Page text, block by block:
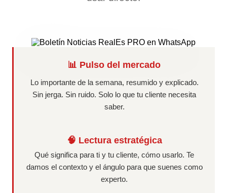
📊 Pulso del mercado
Lo importante de la semana, resumido y explicado.
Sin jerga. Sin ruido. Solo lo que tu cliente necesita
saber.
🧠 Lectura estratégica
Qué significa para ti y tu cliente, cómo usarlo. Te
damos el contexto y el ángulo para que suenes como
experto.